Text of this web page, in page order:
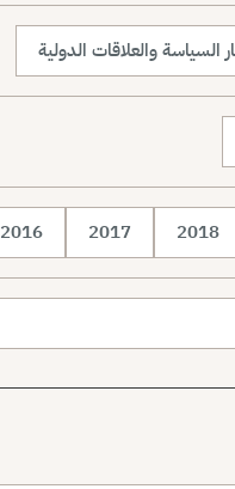
السياسة والعلاقات الدولية
2018
2017
2016